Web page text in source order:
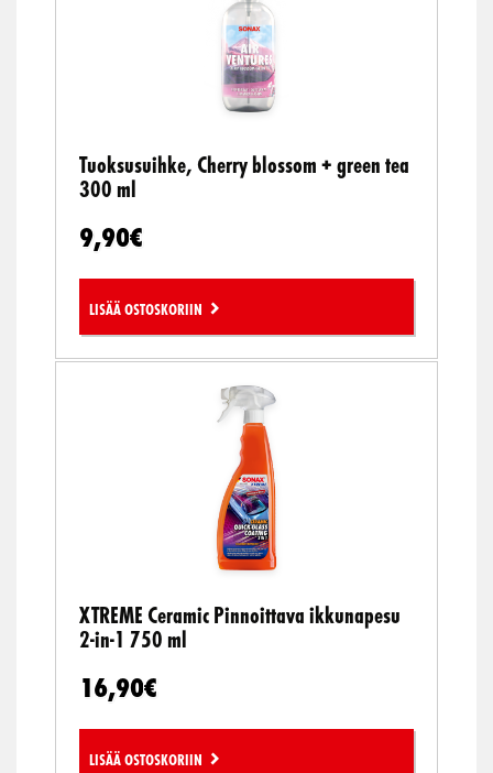
Tuoksusuihke, Cherry blossom + green tea
300 ml
9,90€
Lisää ostoskoriin
XTREME Ceramic Pinnoittava ikkunapesu
2-in-1 750 ml
16,90€
Lisää ostoskoriin